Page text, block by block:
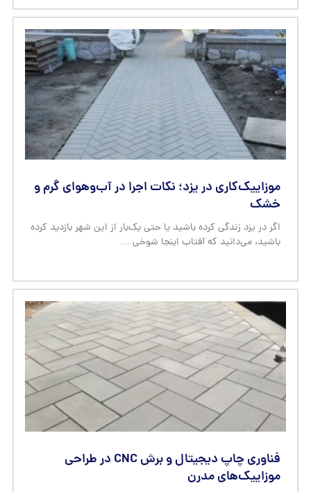
موزاییک‌کاری در یزد؛ نکات اجرا در آب‌وهوای گرم و
خشک
اگر در یزد زندگی کرده باشید یا حتی یک‌بار از این شهر بازدید کرده
باشید، می‌دانید که آفتاب اینجا شوخی …
فناوری چاپ دیجیتال و برش CNC در طراحی
موزاییک‌های مدرن